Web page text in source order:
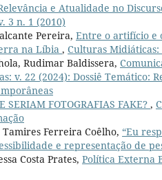
e Atualidade no
3 n. 1 (2010)
Pereira, Entre o artifício e
na Líbia , Culturas Midiáticas:
Rudimar Baldissera,
v. 22 (2024): Dossiê Temático:
SERIAM FOTOGRAFIAS FAKE? ,
Ferreira Coêlho, “Eu
e representação de
Costa Prates, Política Externa